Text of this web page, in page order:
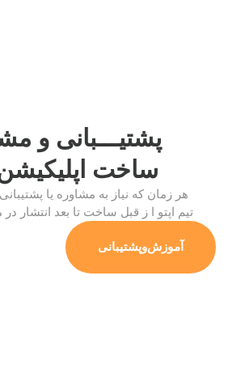
پشتیـــبانی و
ساخت
هر زمان که نیاز به مشاوره یا
تیم اپتو ا ز قبل ساخت تا بعد انتشار در
آموزش‌وپشتیبانی